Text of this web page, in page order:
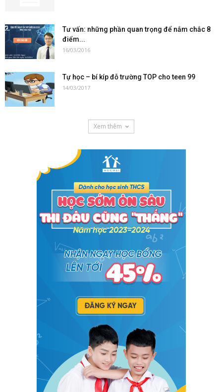
Tư vấn: những phần quan trọng để nắm chắc 8
điểm...
16/03/2016
Tự học – bí kíp đỗ trường TOP cho teen 99
14/03/2017
Xem thêm